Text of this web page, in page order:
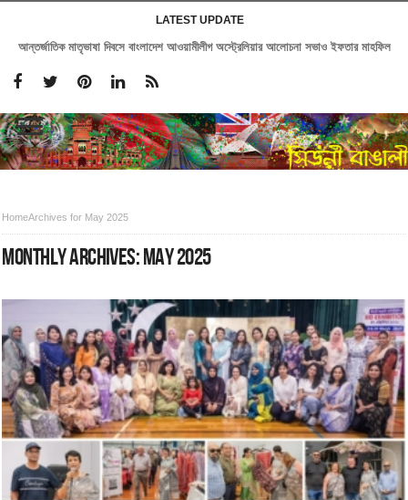
LATEST UPDATE
আন্তর্জাতিক মাতৃভাষা দিবসে বাংলাদেশ আওয়ামীলীগ অস্ট্রেলিয়ার আলোচনা সভাও ইফতার মাহফিল
HomeArchives for May 2025
MONTHLY ARCHIVES:MAY 2025